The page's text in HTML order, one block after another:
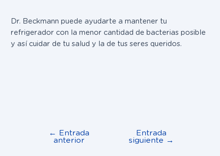
Dr. Beckmann puede ayudarte a mantener tu
refrigerador con la menor cantidad de bacterias posible
y así cuidar de tu salud y la de tus seres queridos.
← Entrada
anterior
Entrada
siguiente →